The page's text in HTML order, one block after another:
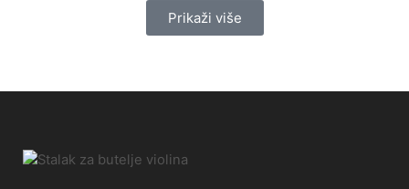
Prikaži više